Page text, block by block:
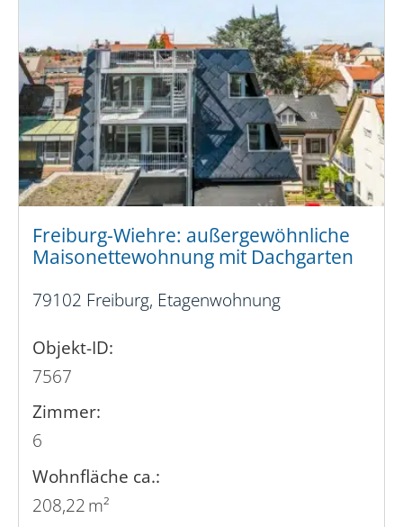
Freiburg-Wiehre: außergewöhnliche
Maisonettewohnung mit Dachgarten
79102 Freiburg, Etagenwohnung
Objekt-ID:
7567
Zimmer:
6
Wohnfläche ca.:
208,22 m²